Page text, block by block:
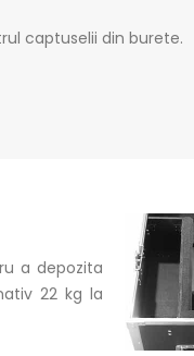
captuselii din burete.
a depozita
22 kg la